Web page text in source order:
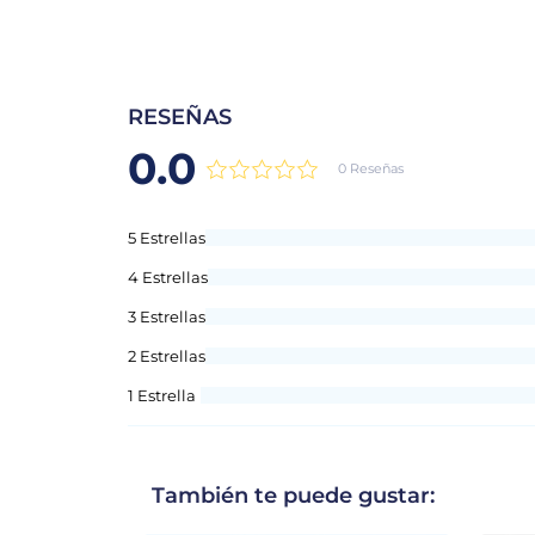
RESEÑAS
0.0 0 Reseñas
5 Estrellas
4 Estrellas
3 Estrellas
2 Estrellas
1 Estrella
También te puede gustar: